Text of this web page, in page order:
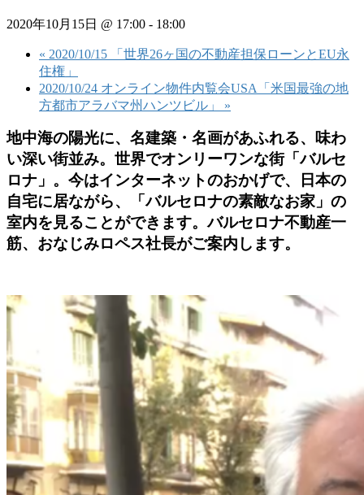
2020年10月15日 @ 17:00 - 18:00
« 2020/10/15 「世界26ヶ国の不動産担保ローンとEU永
住権」
2020/10/24 オンライン物件内覧会USA「米国最強の地
方都市アラバマ州ハンツビル」 »
地中海の陽光に、名建築・名画があふれる、味わ
い深い街並み。世界でオンリーワンな街「バルセ
ロナ」。今はインターネットのおかげで、日本の
自宅に居ながら、「バルセロナの素敵なお家」の
室内を見ることができます。バルセロナ不動産一
筋、おなじみロペス社長がご案内します。